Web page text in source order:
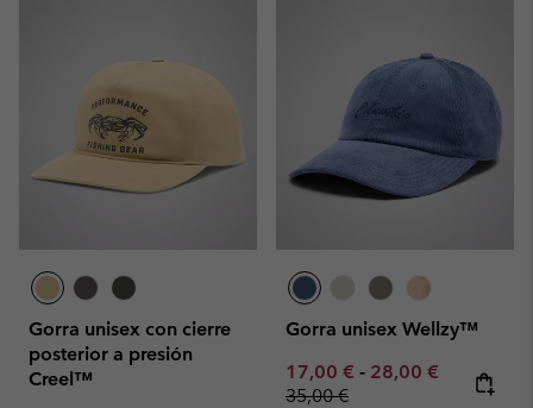
Gorra unisex con cierre
posterior a presión
Creel™
Gorra unisex Wellzy™
Minimum sale price:
17,00 € - Maximum sale
28,00 € Regular
35,00 €